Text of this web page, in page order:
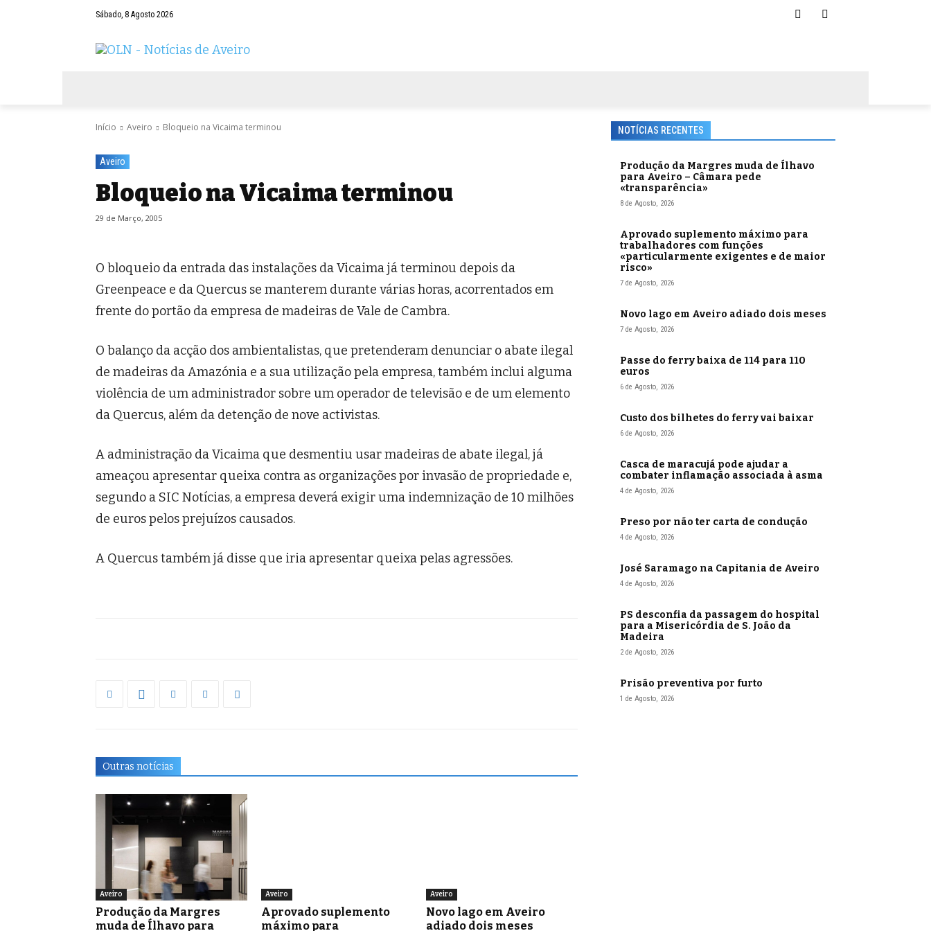
Sábado, 8 Agosto 2026
Início Aveiro Bloqueio na Vicaima terminou
Aveiro
Bloqueio na Vicaima terminou
29 de Março, 2005
O bloqueio da entrada das instalações da Vicaima já terminou depois da
Greenpeace e da Quercus se manterem durante várias horas, acorrentados em
frente do portão da empresa de madeiras de Vale de Cambra.
O balanço da acção dos ambientalistas, que pretenderam denunciar o abate ilegal
de madeiras da Amazónia e a sua utilização pela empresa, também inclui alguma
violência de um administrador sobre um operador de televisão e de um elemento
da Quercus, além da detenção de nove activistas.
A administração da Vicaima que desmentiu usar madeiras de abate ilegal, já
ameaçou apresentar queixa contra as organizações por invasão de propriedade e,
segundo a SIC Notícias, a empresa deverá exigir uma indemnização de 10 milhões
de euros pelos prejuízos causados.
A Quercus também já disse que iria apresentar queixa pelas agressões.
Outras notícias
Aveiro
Produção da Margres
muda de Ílhavo para
Aveiro
Aprovado suplemento
máximo para
Aveiro
Novo lago em Aveiro
adiado dois meses
NOTÍCIAS RECENTES
Produção da Margres muda de Ílhavo
para Aveiro – Câmara pede
«transparência»
8 de Agosto, 2026
Aprovado suplemento máximo para
trabalhadores com funções
«particularmente exigentes e de maior
risco»
7 de Agosto, 2026
Novo lago em Aveiro adiado dois meses
7 de Agosto, 2026
Passe do ferry baixa de 114 para 110
euros
6 de Agosto, 2026
Custo dos bilhetes do ferry vai baixar
6 de Agosto, 2026
Casca de maracujá pode ajudar a
combater inflamação associada à asma
4 de Agosto, 2026
Preso por não ter carta de condução
4 de Agosto, 2026
José Saramago na Capitania de Aveiro
4 de Agosto, 2026
PS desconfia da passagem do hospital
para a Misericórdia de S. João da
Madeira
2 de Agosto, 2026
Prisão preventiva por furto
1 de Agosto, 2026